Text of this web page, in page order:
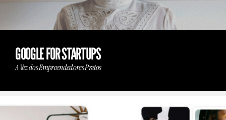
GOOGLE FOR STARTUPS
A Vez dos Empreendedores Pretos